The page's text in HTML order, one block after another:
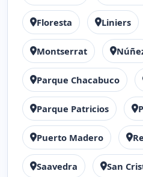
Floresta Liniers
Montserrat
Parque Chacabuco
Parque Patricios
Puerto Madero
Saavedra San